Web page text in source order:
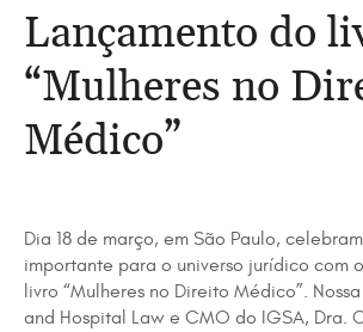
Lançamento do
“Mulheres no
Médico”
Dia 18 de março, em São Paulo,
importante para o universo jurídico com
livro “Mulheres no Direito Médico”.
and Hospital Law e CMO do IGSA, Dra.